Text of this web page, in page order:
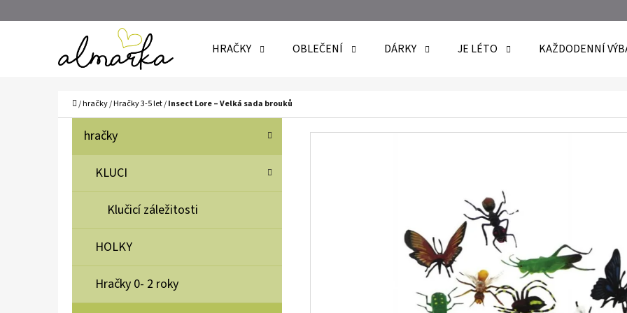
HRAČKY OBLEČENÍ DÁRKY JE LÉTO KAŽDODENNÍ
Domů
/hračky/Hračky 3-5 let/Insect Lore – Velká sada brouků
Přeskočit
kategorie
K
T
G
R
E
hračky
KLUCI
Klučicí záležitosti
HOLKY
Hračky 0- 2 roky
DOPORUČUJEME